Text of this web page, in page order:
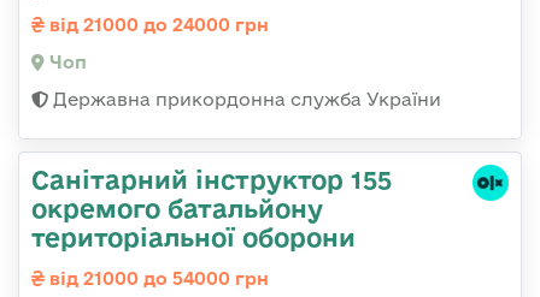
від 21000 до 24000 грн
Чоп
Державна прикордонна служба України
Санітарний інструктор 155
окремого батальйону
територіальної оборони
від 21000 до 54000 грн